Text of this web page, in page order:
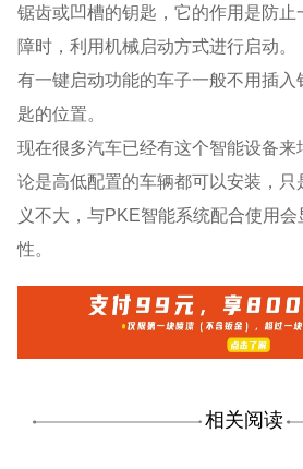
锯齿或凹槽的钥匙，它的作用是防止
障时，利用机械启动方式进行启动。
有一键启动功能的车子一般不用插入
匙的位置。
现在很多汽车已经有这个智能设备
论是高低配置的车辆都可以安装，
义不大，与PKE智能系统配合使用
性。
相关阅读